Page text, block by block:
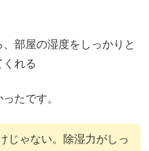
部屋の湿度をしっかりと
くれる
たです。
じゃない。除湿力がしっ